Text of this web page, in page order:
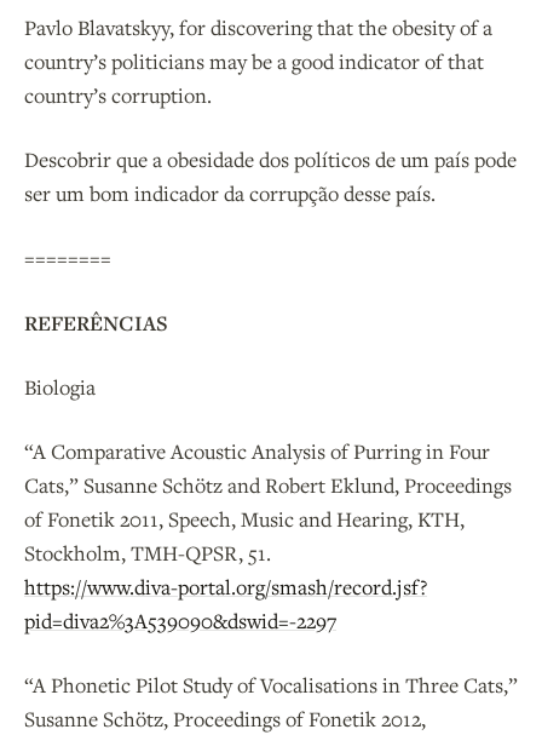
Pavlo Blavatskyy, for discovering that the obesity of a
country’s politicians may be a good indicator of that
country’s corruption.
Descobrir que a obesidade dos políticos de um país pode
ser um bom indicador da corrupção desse país.
========
REFERÊNCIAS
Biologia
“A Comparative Acoustic Analysis of Purring in Four
Cats,” Susanne Schötz and Robert Eklund, Proceedings
of Fonetik 2011, Speech, Music and Hearing, KTH,
Stockholm, TMH-QPSR, 51.
https://www.diva-portal.org/smash/record.jsf?
pid=diva2%3A539090&dswid=-2297
“A Phonetic Pilot Study of Vocalisations in Three Cats,”
Susanne Schötz, Proceedings of Fonetik 2012,